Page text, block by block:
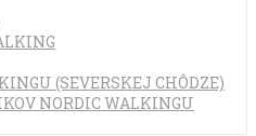
(SEVERSKEJ CHÔDZE)
NORDIC WALKINGU